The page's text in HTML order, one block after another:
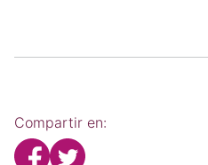
Compartir en: